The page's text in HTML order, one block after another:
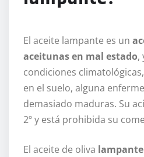
El aceite lampante es un
aceitunas en mal estado,
condiciones
en el suelo, alguna
demasiado maduras. Su
2º y está prohibida su
El aceite de oliva lampante